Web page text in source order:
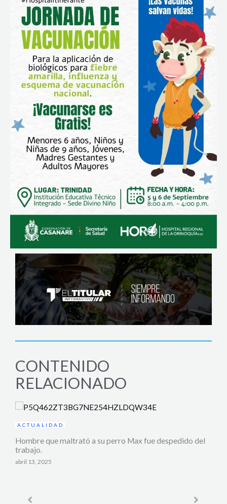
CONTENIDO
RELACIONADO
ACTUALIDAD
Hombre que maltrató a su perro Max fue despedido del
trabajo.
abril 13, 2025